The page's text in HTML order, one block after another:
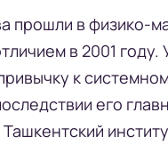
прошли в физико-
в 2001
к
его